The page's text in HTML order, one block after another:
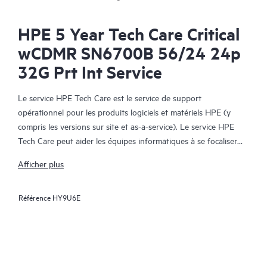
HPE 5 Year Tech Care Critical
wCDMR SN6700B 56/24 24p
32G Prt Int Service
Le service HPE Tech Care est le service de support
opérationnel pour les produits logiciels et matériels HPE (y
compris les versions sur site et as-a-service). Le service HPE
Tech Care peut aider les équipes informatiques à se focaliser
chercher proactivement de meilleures méthodes de travail,
Afficher plus
Référence HY9U6E